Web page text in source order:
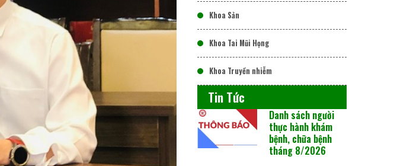
Khoa Sản
Khoa Tai Mũi Họng
Khoa Truyền nhiễm
Tin Tức
Danh sách người
thực hành khám
bệnh, chữa bệnh
tháng 8/2026